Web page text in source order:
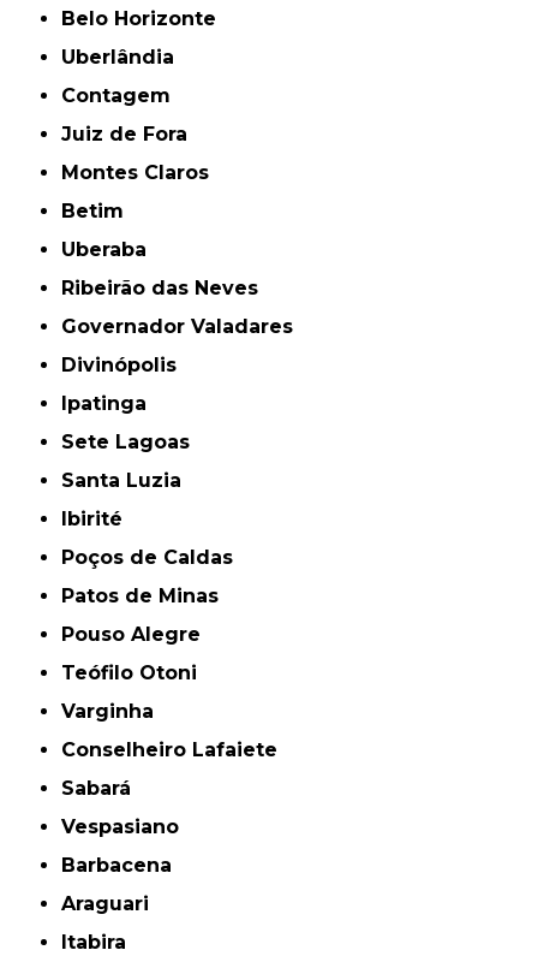
Belo Horizonte
Uberlândia
Contagem
Juiz de Fora
Montes Claros
Betim
Uberaba
Ribeirão das Neves
Governador Valadares
Divinópolis
Ipatinga
Sete Lagoas
Santa Luzia
Ibirité
Poços de Caldas
Patos de Minas
Pouso Alegre
Teófilo Otoni
Varginha
Conselheiro Lafaiete
Sabará
Vespasiano
Barbacena
Araguari
Itabira